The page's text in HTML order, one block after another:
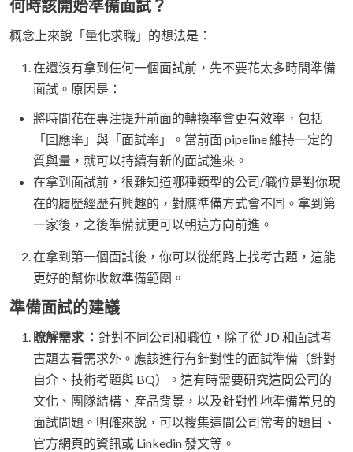
何時該開始準備面試？
概念上來說「量化求職」的想法是：
在還沒有拿到任何一個面試前，先不要花太多時間準備
面試。原因是：
將時間花在專注提升前面的轉換率會更有效率，包括
「回應率」與「面試率」。當前面 pipeline 維持一定的
質與量，就可以持續有新的面試進來。
在拿到面試前，很難知道哪種類型的公司/職位是對你現
在的履歷經歷有興趣的，對應準備方式會不同。拿到第
一家後，之後準備就更可以朝這方向前進。
在拿到第一個面試後，你可以從網路上找考古題，這能
更好的幫你收斂準備範圍。
準備面試的建議
瞭解需求 ：針對不同公司和職位，除了從 JD 和面試考
古題去看需求外。應該進行有針對性的面試準備（針對
自介、技術考題與 BQ）。這有時需要研究這間公司的
文化、團隊結構、產品背景，以及針對性地準備常見的
面試問題。明確來說，可以搜集這間公司常考的題目、
官方網頁的資訊或 Linkedin 發文等。